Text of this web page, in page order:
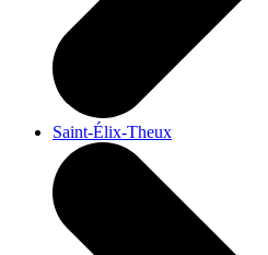
Saint-Élix-Theux